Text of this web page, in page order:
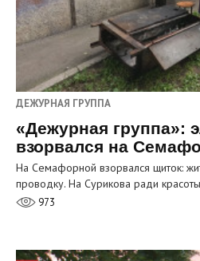
ДЕЖУРНАЯ ГРУППА
«Дежурная группа»:
взорвался на
На Семафорной взорвался щиток:
проводку. На Сурикова ради
973